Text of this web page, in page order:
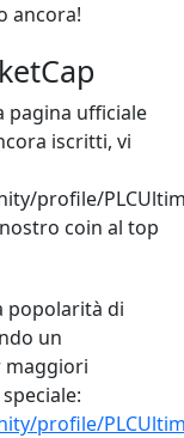
ancora!
pagina ufficiale
iscritti, vi
profile/
coin al top
popolarità di
un
maggiori
profile/